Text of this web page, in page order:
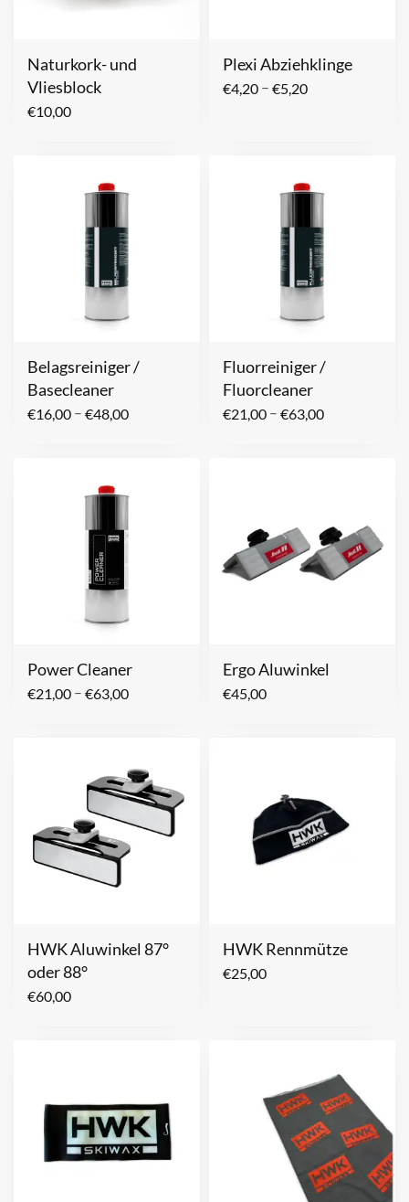
Naturkork- und
Vliesblock
€10,00
Plexi Abziehklinge
€4,20 – €5,20
Belagsreiniger /
Basecleaner
€16,00 – €48,00
Fluorreiniger /
Fluorcleaner
€21,00 – €63,00
Power Cleaner
€21,00 – €63,00
Ergo Aluwinkel
€45,00
HWK Aluwinkel 87°
oder 88°
€60,00
HWK Rennmütze
€25,00